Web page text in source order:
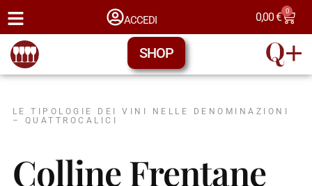
ACCEDI 0,00€ 0
SHOP
LE TIPOLOGIE DEI VINI NELLE DENOMINAZIONI
– QUATTROCALICI
Colline Frentane